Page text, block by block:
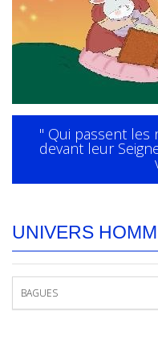
" Qui passent
devant leur
UNIVERS
BAGUES